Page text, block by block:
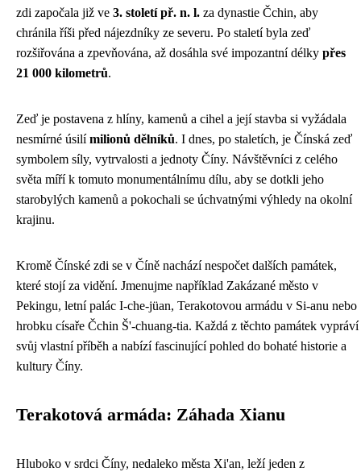
zdi započala již ve 3. století př. n. l. za dynastie Čchin, aby
chránila říši před nájezdníky ze severu. Po staletí byla zeď
rozšiřována a zpevňována, až dosáhla své impozantní délky přes
21 000 kilometrů.
Zeď je postavena z hlíny, kamenů a cihel a její stavba si vyžádala
nesmírné úsilímilionů dělníků. I dnes, po staletích, je Čínská zeď
symbolem síly, vytrvalosti a jednoty Číny. Návštěvníci z celého
světa míří k tomuto monumentálnímu dílu, aby se dotkli jeho
starobylých kamenů a pokochali se úchvatnými výhledy na okolní
krajinu.
Kromě Čínské zdi se v Číně nachází nespočet dalších památek,
které stojí za vidění. Jmenujme například Zakázané město v
Pekingu, letní palác I-che-jüan, Terakotovou armádu v Si-anu nebo
hrobku císaře Čchin Š'-chuang-tia. Každá z těchto památek vypráví
svůj vlastní příběh a nabízí fascinující pohled do bohaté historie a
kultury Číny.
Terakotová armáda: Záhada Xianu
Hluboko v srdci Číny, nedaleko města Xi'an, leží jeden z